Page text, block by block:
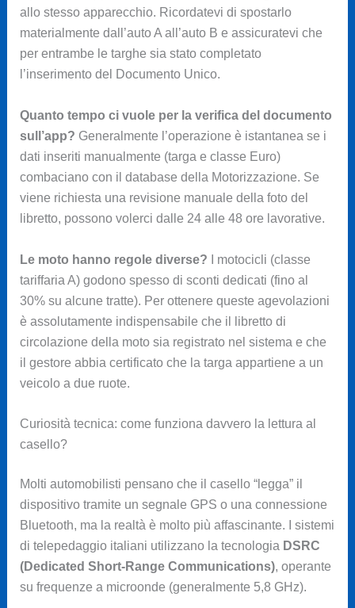
allo stesso apparecchio. Ricordatevi di spostarlo
materialmente dall’auto A all’auto B e assicuratevi che
per entrambe le targhe sia stato completato
l’inserimento del Documento Unico.
Quanto tempo ci vuole per la verifica del documento
sull’app? Generalmente l’operazione è istantanea se i
dati inseriti manualmente (targa e classe Euro)
combaciano con il database della Motorizzazione. Se
viene richiesta una revisione manuale della foto del
libretto, possono volerci dalle 24 alle 48 ore lavorative.
Le moto hanno regole diverse? I motocicli (classe
tariffaria A) godono spesso di sconti dedicati (fino al
30% su alcune tratte). Per ottenere queste agevolazioni
è assolutamente indispensabile che il libretto di
circolazione della moto sia registrato nel sistema e che
il gestore abbia certificato che la targa appartiene a un
veicolo a due ruote.
Curiosità tecnica: come funziona davvero la lettura al
casello?
Molti automobilisti pensano che il casello “legga” il
dispositivo tramite un segnale GPS o una connessione
Bluetooth, ma la realtà è molto più affascinante. I sistemi
di telepedaggio italiani utilizzano la tecnologia DSRC
(Dedicated Short-Range Communications), operante
su frequenze a microonde (generalmente 5,8 GHz).